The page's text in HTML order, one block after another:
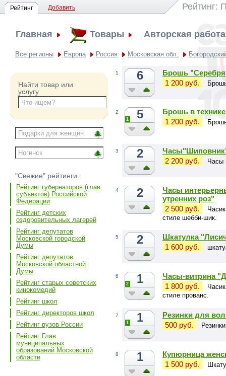
Рейтинг Добавить Рейтинг:
Главная Товары Авторская работа
Все регионы Европа Россия Московская обл.
Найти товар или
услугу
"Свежие" рейтинги:
Рейтинг губернаторов (глав
субъектов) Российской
Федерации
Рейтинг детских
оздоровительных лагерей
Рейтинг депутатов
Московской городской
Думы
Рейтинг депутатов
Московской областной
Думы
Рейтинг старых советских
кинокомедий
Рейтинг школ
Рейтинг директоров школ
Рейтинг вузов России
Рейтинг Глав
муниципальных
образований Московской
области
1 6
Брошь
1 200 руб.
2 5
1
Брошь в
1 200 руб.
3 2
2 200 руб.
Часы
4 2
Часы
утренних роз"
2 500 руб.
стиле шебби-шик.
5 2
Шкатулка
1 600 руб.
6 1
2
Часы-витрина
1 800 руб.
стиле прованс.
7 1
1
Резинки для
500 руб.
8 1
Купюрница
1 500 руб.